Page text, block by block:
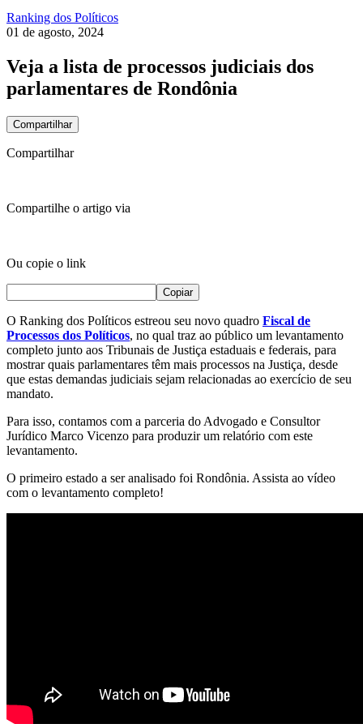
Ranking dos Políticos
01 de agosto, 2024
Veja a lista de processos judiciais dos
parlamentares de Rondônia
Compartilhar
Compartilhar
Compartilhe o artigo via
Ou copie o link
Copiar
O Ranking dos Políticos estreou seu novo quadro Fiscal de
Processos dos Políticos, no qual traz ao público um levantamento
completo junto aos Tribunais de Justiça estaduais e federais, para
mostrar quais parlamentares têm mais processos na Justiça, desde
que estas demandas judiciais sejam relacionadas ao exercício de seu
mandato.
Para isso, contamos com a parceria do Advogado e Consultor
Jurídico Marco Vicenzo para produzir um relatório com este
levantamento.
O primeiro estado a ser analisado foi Rondônia. Assista ao vídeo
com o levantamento completo!